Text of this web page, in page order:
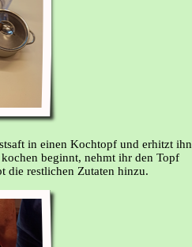
in einen Kochtopf und erhitzt ihn
beginnt, nehmt ihr den Topf
die restlichen Zutaten hinzu.